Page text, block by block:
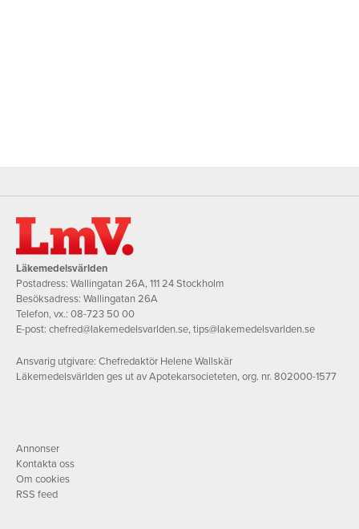
Läkemedelsvärlden
Postadress: Wallingatan 26A, 111 24 Stockholm
Besöksadress: Wallingatan 26A
Telefon, vx.: 08-723 50 00
E-post: chefred@lakemedelsvarlden.se,tips@lakemedelsvarlden.se
Ansvarig utgivare: Chefredaktör Helene Wallskär
Läkemedelsvärlden ges ut av Apotekarsocieteten, org. nr. 802000-1577
Annonser
Kontakta oss
Om cookies
RSS feed